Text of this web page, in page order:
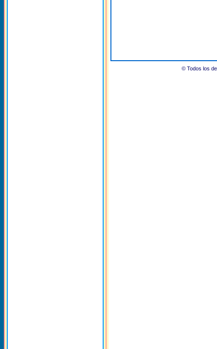
© Todos los